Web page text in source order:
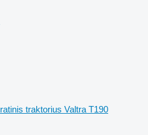
ratinis traktorius Valtra T190